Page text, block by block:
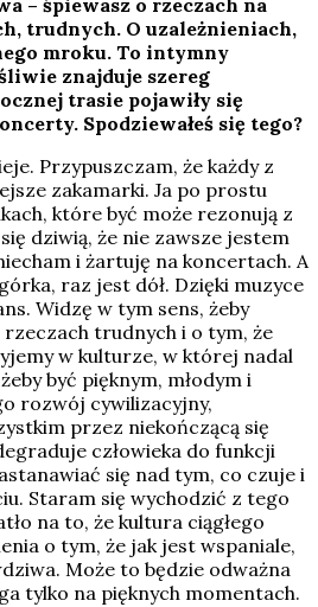
– śpiewasz o rzeczach na
trudnych. O uzależnieniach,
mroku. To intymny
znajduje szereg
trasie pojawiły się
Spodziewałeś się tego?
Przypuszczam, że każdy z
zakamarki. Ja po prostu
które być może rezonują z
dziwią, że nie zawsze jestem
i żartuję na koncertach. A
raz jest dół. Dzięki muzyce
Widzę w tym sens, żeby
trudnych i o tym, że
w kulturze, w której nadal
być pięknym, młodym i
rozwój cywilizacyjny,
przez niekończącą się
człowieka do funkcji
się nad tym, co czuje i
Staram się wychodzić z tego
na to, że kultura ciągłego
o tym, że jak jest wspaniale,
Może to będzie odważna
tylko na pięknych momentach.